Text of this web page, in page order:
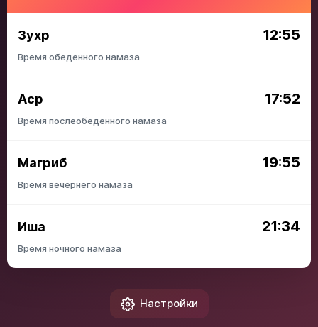
Зухр 12:55
Время обеденного намаза
Аср 17:52
Время послеобеденного намаза
Магриб 19:55
Время вечернего намаза
Иша 21:34
Время ночного намаза
Настройки